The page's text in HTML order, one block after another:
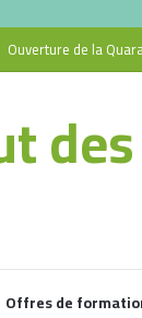
Ouverture de la
Offres de